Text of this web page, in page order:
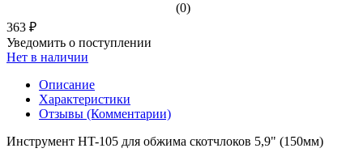
(0)
363 ₽
Уведомить о поступлении
Нет в наличии
Описание
Характеристики
Отзывы (Комментарии)
Инструмент HT-105 для обжима скотчлоков 5,9" (150мм)